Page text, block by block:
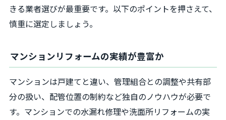
きる業者選びが最重要です。以下のポイントを押さえて、
慎重に選定しましょう。
マンションリフォームの実績が豊富か
マンションは戸建てと違い、管理組合との調整や共有部
分の扱い、配管位置の制約など独自のノウハウが必要で
す。マンションでの水漏れ修理や洗面所リフォームの実